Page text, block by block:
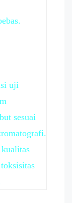
uji
sesuai